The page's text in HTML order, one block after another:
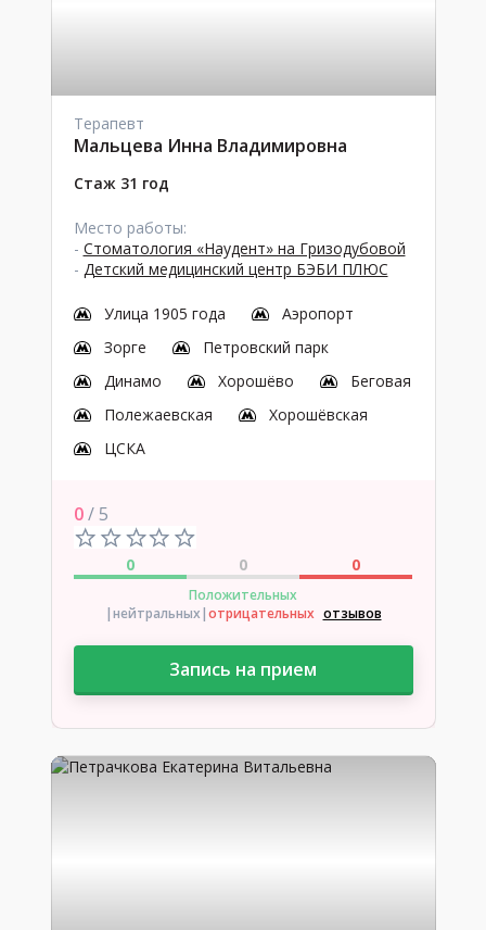
Терапевт
Мальцева Инна Владимировна
Стаж 31 год
Место работы:
- Стоматология «Наудент» на Гризодубовой
- Детский медицинский центр БЭБИ ПЛЮС
Улица 1905 года
Аэропорт
Зорге
Петровский парк
Динамо
Хорошёво
Беговая
Полежаевская
Хорошёвская
ЦСКА
0/ 5
0 0 0
Положительных
|нейтральных|отрицательных отзывов
Запись на прием